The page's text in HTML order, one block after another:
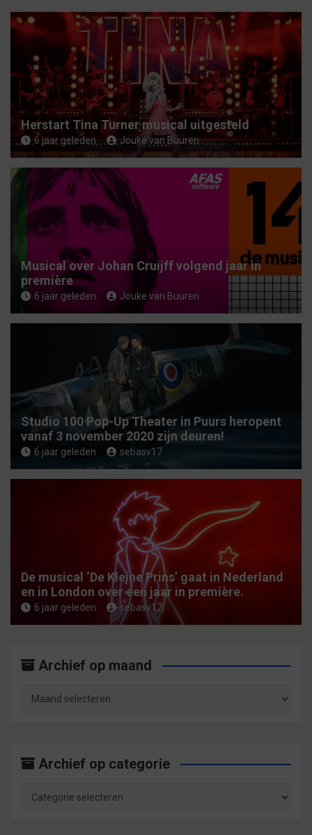
n
Herstart Tina Turner musical uitgesteld
6 jaar geleden Jouke van Buuren
Musical over Johan Cruijff volgend jaar in
première
6 jaar geleden Jouke van Buuren
Studio 100 Pop-Up Theater in Puurs heropent
vanaf 3 november 2020 zijn deuren!
6 jaar geleden sebasv17
De musical ‘De Kleine Prins’ gaat in Nederland
en in London over een jaar in première.
6 jaar geleden sebasv17
Archief op maand
Archief op categorie